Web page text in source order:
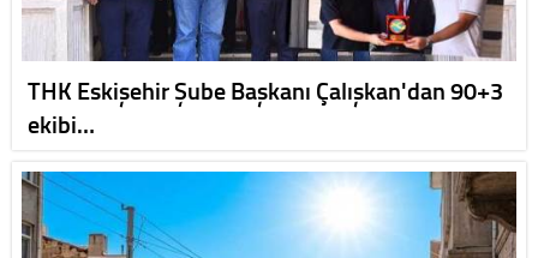
THK Eskişehir Şube Başkanı Çalışkan'dan 90+3
ekibi…